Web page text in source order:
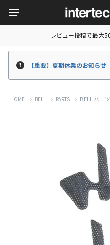
レビュー投稿で最大
【重要】夏期休業のお知らせ
HOME BELL PARTS BELL パーツ